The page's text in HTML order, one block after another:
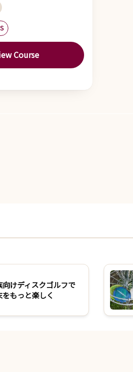
Course
向けディスクゴルフで
をもっと楽しく